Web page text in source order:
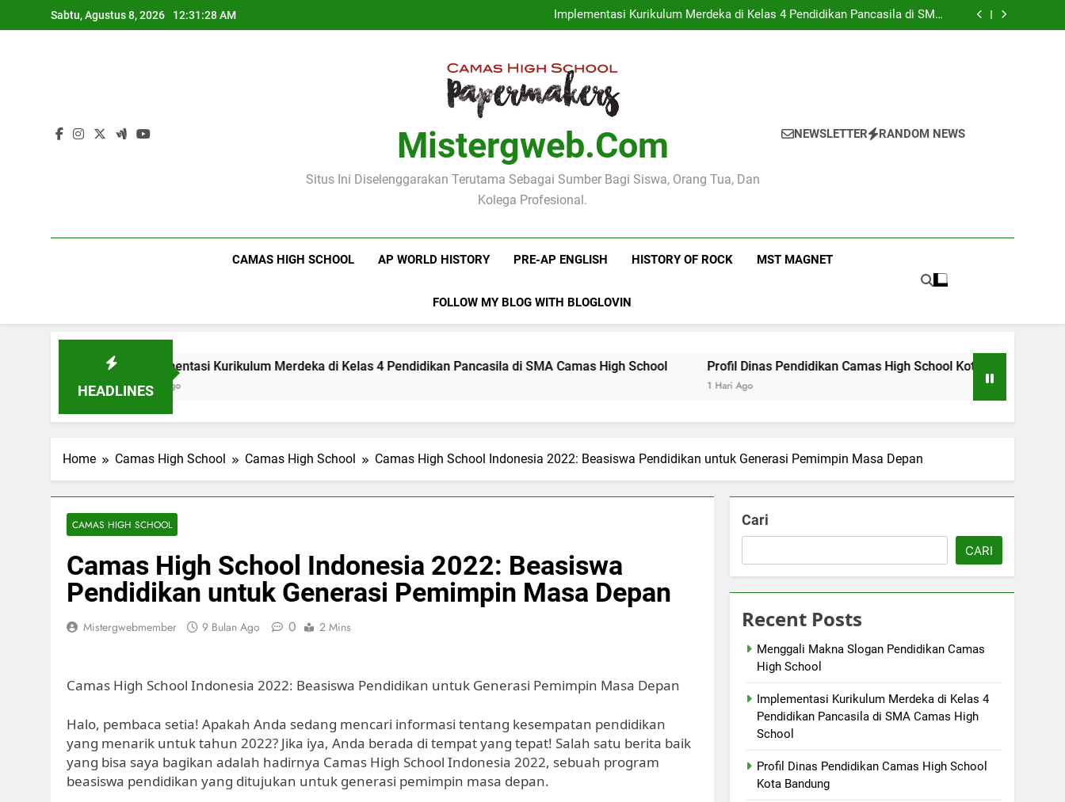
to
Sabtu, Agustus 8, 2026 12:31:29 AM
Implementasi Kurikulum Merdeka di Kelas 4 Pendidikan Pancasila di SMA
Camas High School
Profil Dinas Pendidikan Camas High School Kota Bandung
Implementasi Kurikulum Merdeka di Kelas 4 Pendidikan Pancasila di SMA
Logo Kementerian Pendidikan dan Kebudayaan: Simbol Pendidikan
Mistergweb.com
Situs Ini Diselenggarakan Terutama Sebagai Sumber Bagi Siswa, Orang Tua, Dan
Kolega Profesional.
NEWSLETTER RANDOM NEWS
CAMAS HIGH SCHOOL AP WORLD HISTORY PRE-AP ENGLISH HISTORY OF ROCK MST MAGNET
FOLLOW MY BLOG WITH BLOGLOVIN
HEADLINES
Implementasi Kurikulum Merdeka di Kelas 4 Pendidikan Pancasila di SMA Camas High School
18 Jam Ago
Profil Dinas Pendidikan Camas High School Kota Bandung
Home Camas High School Camas High School Camas High School Indonesia 2022: Beasiswa Pendidikan untuk Generasi Pemimpin Masa Depan
CAMAS HIGH SCHOOL
Camas High School Indonesia 2022: Beasiswa
Pendidikan untuk Generasi Pemimpin Masa Depan
Mistergwebmember 9 Bulan Ago 0 2 Mins
Camas High School Indonesia 2022: Beasiswa Pendidikan untuk Generasi Pemimpin Masa Depan
Halo, pembaca setia! Apakah Anda sedang mencari informasi tentang kesempatan pendidikan
yang menarik untuk tahun 2022? Jika iya, Anda berada di tempat yang tepat! Salah satu berita baik
yang bisa saya bagikan adalah hadirnya Camas High School Indonesia 2022, sebuah program
beasiswa pendidikan yang ditujukan untuk generasi pemimpin masa depan.
Cari
CARI
Recent Posts
Menggali Makna Slogan Pendidikan Camas
High School
Implementasi Kurikulum Merdeka di Kelas 4
Pendidikan Pancasila di SMA Camas High
School
Profil Dinas Pendidikan Camas High School
Kota Bandung